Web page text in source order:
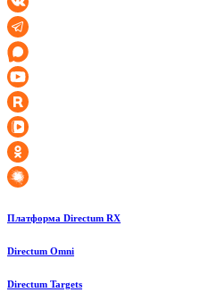
Платформа Directum RX
Directum Omni
Directum Targets